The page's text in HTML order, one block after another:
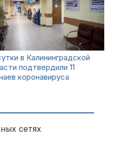
в Калининградской
подтвердили 11
коронавируса
сетях